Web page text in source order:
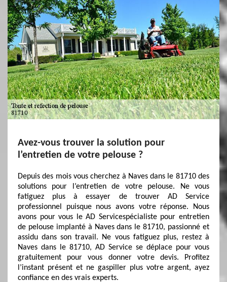
Avez-vous trouver la solution pour
l’entretien de votre pelouse ?
Depuis des mois vous cherchez à Naves dans le 81710 des
solutions pour l’entretien de votre pelouse. Ne vous
fatiguez plus à essayer de trouver AD Service
professionnel puisque nous avons votre réponse. Nous
avons pour vous le AD Servicespécialiste pour entretien
de pelouse implanté à Naves dans le 81710, passionné et
assidu dans son travail. Ne vous fatiguez plus, restez à
Naves dans le 81710, AD Service se déplace pour vous
gratuitement pour vous donner votre devis. Profitez
l’instant présent et ne gaspiller plus votre argent, ayez
confiance en des vrais experts.